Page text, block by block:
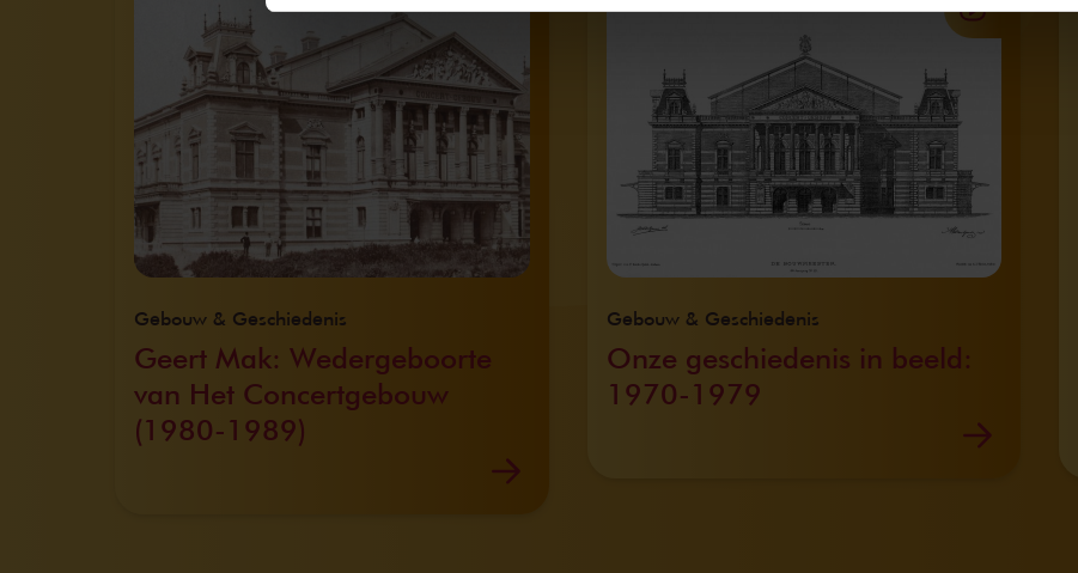
Geert Mak: Wedergeboorte
van Het Concertgebouw
(1980-1989)
Gebouw & Geschiedenis
Onze geschiedenis in beeld:
1970-1979
Gebouw & Geschiedenis